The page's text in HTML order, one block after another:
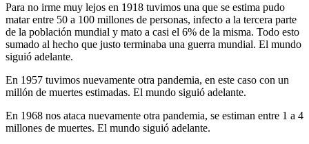
Para no irme muy lejos en 1918 tuvimos una que se estima pudo
matar entre 50 a 100 millones de personas, infecto a la tercera parte
de la población mundial y mato a casi el 6% de la misma. Todo esto
sumado al hecho que justo terminaba una guerra mundial. El mundo
siguió adelante.
En 1957 tuvimos nuevamente otra pandemia, en este caso con un
millón de muertes estimadas. El mundo siguió adelante.
En 1968 nos ataca nuevamente otra pandemia, se estiman entre 1 a 4
millones de muertes. El mundo siguió adelante.